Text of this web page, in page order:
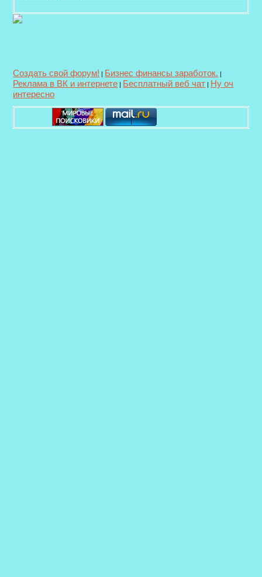
Создать свой форум! | Бизнес финансы заработок. |
Реклама в ВК и интернете | Бесплатный веб чат | Ну оч
интересно